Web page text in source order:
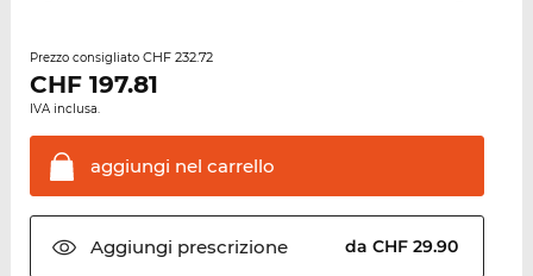
Prezzo consigliato CHF 232.72
CHF 197.81
IVA inclusa.
aggiungi nel carrello
Aggiungi prescrizione da CHF 29.90